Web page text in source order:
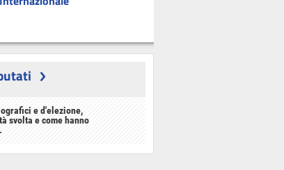
e d'elezione,
svolta e come hanno